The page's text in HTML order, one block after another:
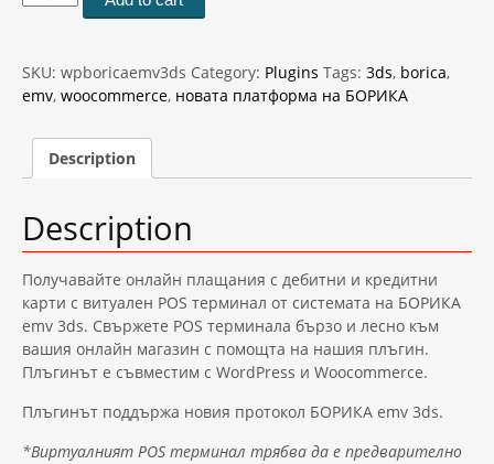
BORICA
(WAY4)
plugin
WooCommerce
quantity
SKU: wpboricaemv3ds Category: Plugins Tags: 3ds, borica,
emv, woocommerce, новата платформа на БОРИКА
Description
Description
Получавайте онлайн плащания с дебитни и кредитни
карти с витуален POS терминал от системата на БОРИКА
emv 3ds. Свържете POS терминала бързо и лесно към
вашия онлайн магазин с помощта на нашия плъгин.
Плъгинът е съвместим с WordPress и Woocommerce.
Плъгинът поддържа новия протокол БОРИКА emv 3ds.
*Виртуалният POS терминал трябва да е предварително